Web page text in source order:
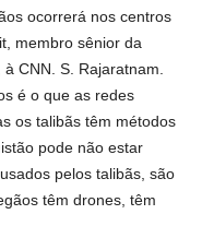
ocorrerá nos centros
membro sênior da
CNN. S. Rajaratnam.
é o que as redes
os talibãs têm métodos
pode não estar
​​pelos talibãs, são
têm drones, têm